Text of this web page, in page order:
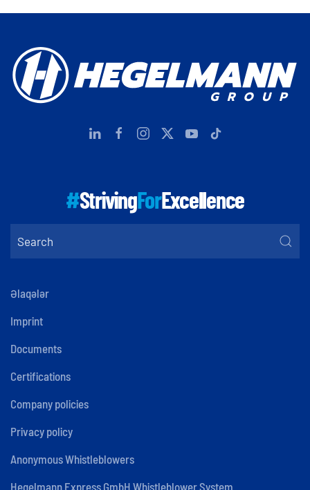
#StrivingForExcellence
Əlaqələr
Imprint
Documents
Certifications
Company policies
Privacy policy
Anonymous Whistleblowers
Hegelmann Express GmbH Whistleblower System